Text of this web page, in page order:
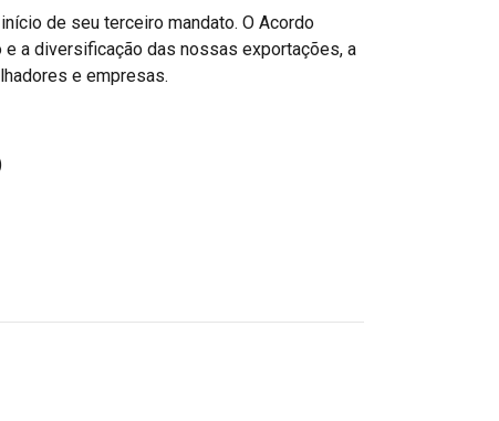
de seu terceiro mandato. O Acordo
a diversificação das nossas exportações, a
e empresas.